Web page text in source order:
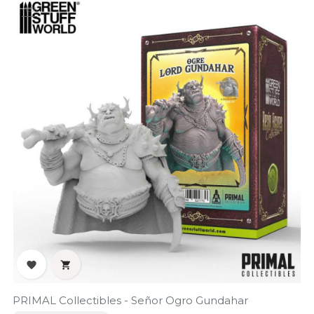
-10%
 
PRIMAL Collectibles - Señor Ogro Gundahar